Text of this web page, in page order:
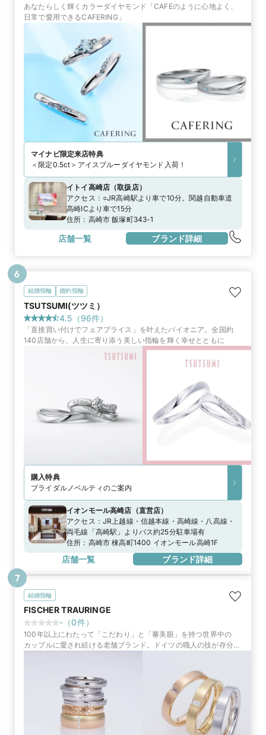
あなたらしく輝くカラーダイヤモンド「CAFEのように心地よく、
日常で愛用できるCAFERING」
マイナビ限定来店特典
＜限定0.5ct＞アイスブルーダイヤモンド入荷！
イトイ高崎店 （取扱店）
アクセス： ○JR高崎駅より車で10分。関越自動車道
高崎ICより車で15分
住所： 高崎市 飯塚町343-1
店舗一覧 ブランド詳細
結婚指輪 婚約指輪
TSUTSUMI(ツツミ）
4.5 （96件）
「直接買い付けでフェアプライス」を叶えたパイオニア。全国約
140店舗から、人生に寄り添う美しい指輪を輝く幸せとともに
購入特典
ブライダルノベルティのご案内
イオンモール高崎店 （直営店）
アクセス： JR上越線・信越本線・高崎線・八高線・
両毛線「高崎駅」よりバス約25分駐車場有
住所： 高崎市 棟高町1400 イオンモール高崎1F
店舗一覧 ブランド詳細
6
結婚指輪
FISCHER TRAURINGE
- （0件）
100年以上にわたって「こだわり」と「審美眼」を持つ世界中の
カップルに愛され続ける老舗ブランド。ドイツの職人の技が存分に
7